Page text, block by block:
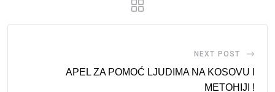
NEXT POST
APEL ZA POMOĆ LJUDIMA NA KOSOVU I
METOHIJI !